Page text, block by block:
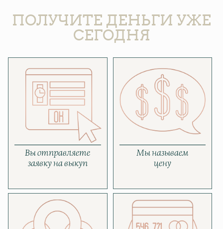
ПОЛУЧИТЕ ДЕНЬГИ УЖЕ
СЕГОДНЯ
Вы отправляете
заявку на выкуп
Мы называем
цену